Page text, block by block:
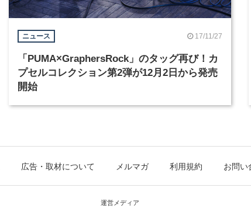
ニュース 17/11/27
「PUMA×GraphersRock」のタッグ再び！カ
プセルコレクション第2弾が12月2日から発売
開始
広告・取材について メルマガ 利用規約 お問い
運営メディア